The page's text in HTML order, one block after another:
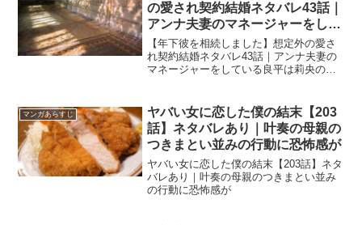
の愛され契約結婚ネタバレ43話｜
アンナ夫妻のマネージャーをして
いる良平は莉央の高校時代の同期
生だった！？
【年下彼を相続しました】想定外の愛さ
れ契約結婚ネタバレ43話｜アンナ夫妻の
マネージャーをしている良平は莉央の高
マンガあらすじ
ヤバい女に恋した僕の結末【203
話】ネタバレあり｜叶奏の母親の
つきまとい並みの行動に恐怖感が
ヤバい女に恋した僕の結末【203話】ネタ
バレあり｜叶奏の母親のつきまとい並み
の行動に恐怖感が